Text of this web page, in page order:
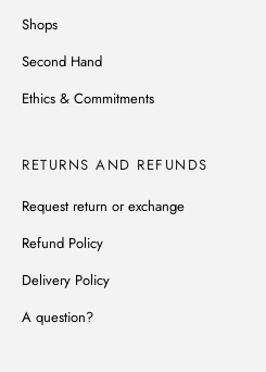
Shops
Second Hand
Ethics & Commitments
RETURNS AND REFUNDS
Request return or exchange
Refund Policy
Delivery Policy
A question?